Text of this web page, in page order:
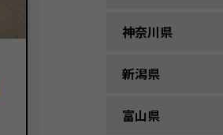
神奈川県
新潟県
富山県